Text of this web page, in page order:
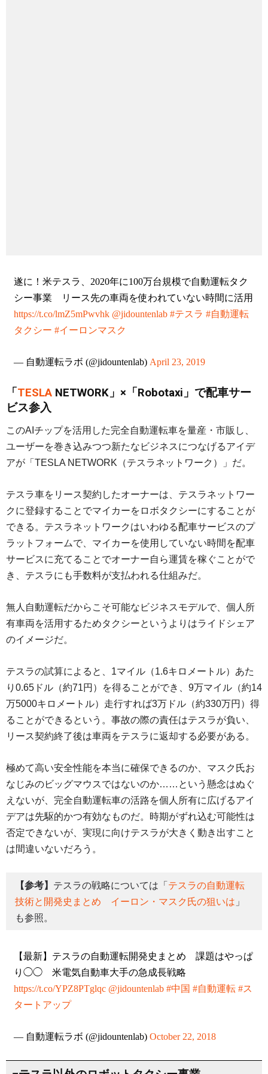
遂に！米テスラ、2020年に100万台規模で自動運転タク
シー事業 リース先の車両を使われていない時間に活用
https://t.co/lmZ5mPwvhk @jidountenlab #テスラ #自動運転
タクシー #イーロンマスク
— 自動運転ラボ (@jidountenlab) April 23, 2019
「 TESLA NETWORK」×「Robotaxi」で配車サー
ビス参入
このAIチップを活用した完全自動運転車を量産・市販し、
ユーザーを巻き込みつつ新たなビジネスにつなげるアイデ
アが「TESLA NETWORK（テスラネットワーク）」だ。
テスラ車をリース契約したオーナーは、テスラネットワー
クに登録することでマイカーをロボタクシーにすることが
できる。テスラネットワークはいわゆる配車サービスのプ
ラットフォームで、マイカーを使用していない時間を配車
サービスに充てることでオーナー自ら運賃を稼ぐことがで
き、テスラにも手数料が支払われる仕組みだ。
無人自動運転だからこそ可能なビジネスモデルで、個人所
有車両を活用するためタクシーというよりはライドシェア
のイメージだ。
テスラの試算によると、1マイル（1.6キロメートル）あた
り0.65ドル（約71円）を得ることができ、9万マイル（約14
万5000キロメートル）走行すれば3万ドル（約330万円）得
ることができるという。事故の際の責任はテスラが負い、
リース契約終了後は車両をテスラに返却する必要がある。
極めて高い安全性能を本当に確保できるのか、マスク氏お
なじみのビッグマウスではないのか……という懸念はぬぐ
えないが、完全自動運転車の活路を個人所有に広げるアイ
デアは先駆的かつ有効なものだ。時期がずれ込む可能性は
否定できないが、実現に向けテスラが大きく動き出すこと
は間違いないだろう。
【参考】 テスラの戦略については「 テスラの自動運転
技術と開発史まとめ イーロン・マスク氏の狙いは 」
も参照。
【最新】テスラの自動運転開発史まとめ 課題はやっぱ
り◯◯ 米電気自動車大手の急成長戦略
https://t.co/YPZ8PTglqc @jidountenlab #中国 #自動運転 #ス
タートアップ
— 自動運転ラボ (@jidountenlab) October 22, 2018